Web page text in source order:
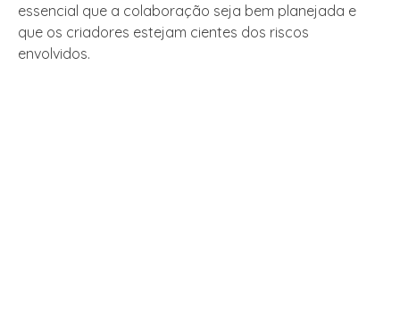
essencial que a colaboração seja bem planejada e
que os criadores estejam cientes dos riscos
envolvidos.